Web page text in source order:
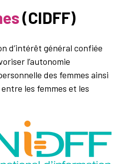
(CIDFF)
d’intérêt général confiée
l’autonomie
des femmes ainsi
les femmes et les